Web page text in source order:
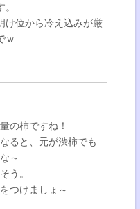
け位から冷え込みが厳
ｗ
の柿ですね！
ると、元が渋柿でも
～
う。
つけましょ～